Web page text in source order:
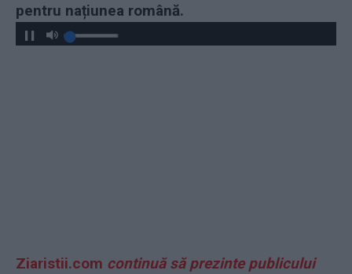
pentru națiunea română.
Ziaristii.com continuă să prezinte publicului